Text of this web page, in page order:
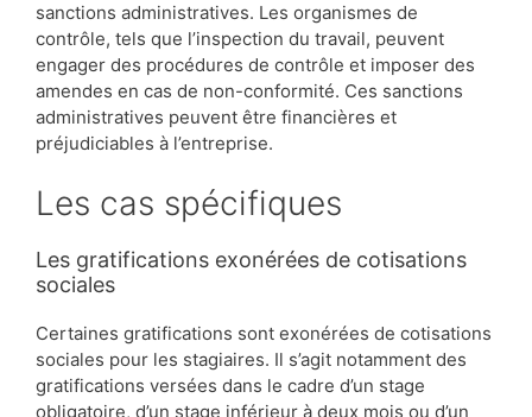
sanctions administratives. Les organismes de
contrôle, tels que l’inspection du travail, peuvent
engager des procédures de contrôle et imposer des
amendes en cas de non-conformité. Ces sanctions
administratives peuvent être financières et
préjudiciables à l’entreprise.
Les cas spécifiques
Les gratifications exonérées de cotisations
sociales
Certaines gratifications sont exonérées de cotisations
sociales pour les stagiaires. Il s’agit notamment des
gratifications versées dans le cadre d’un stage
obligatoire, d’un stage inférieur à deux mois ou d’un